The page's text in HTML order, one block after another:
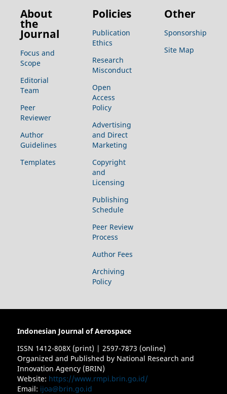
About
the
Journal
Focus and
Scope
Editorial
Team
Peer
Reviewer
Author
Guidelines
Templates
Policies
Publication
Ethics
Research
Misconduct
Open
Access
Policy
Advertising
and Direct
Marketing
Copyright
and
Licensing
Publishing
Schedule
Peer Review
Process
Author Fees
Archiving
Policy
Other
Sponsorship
Site Map
Indonesian Journal of Aerospace
ISSN 1412-808X (print) | 2597-7873 (online)
Organized and Published by National Research and
Innovation Agency (BRIN)
Website: https://www.rmpi.brin.go.id/
Email: ijoa@brin.go.id